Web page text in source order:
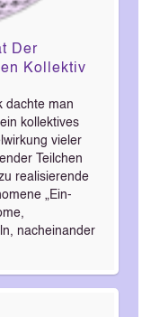
Der
Kollektiv
dachte man
kollektives
vieler
Teilchen
realisierende
„Ein-
nacheinander